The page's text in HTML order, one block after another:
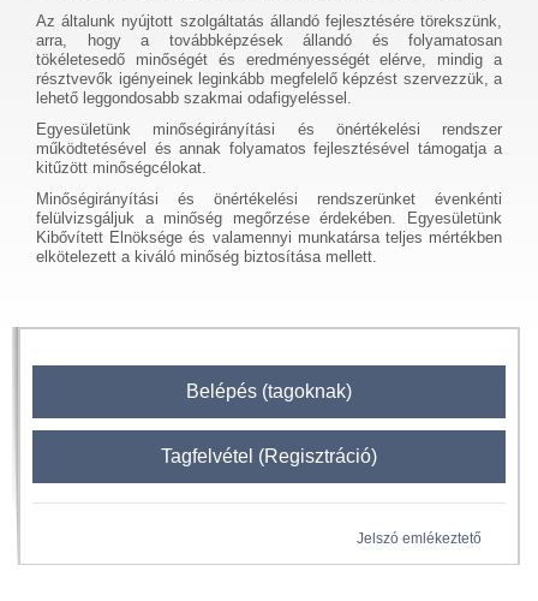
Az általunk nyújtott szolgáltatás állandó fejlesztésére törekszünk,
arra, hogy a továbbképzések állandó és folyamatosan
tökéletesedő minőségét és eredményességét elérve, mindig a
résztvevők igényeinek leginkább megfelelő képzést szervezzük, a
lehető leggondosabb szakmai odafigyeléssel.
Egyesületünk minőségirányítási és önértékelési rendszer
működtetésével és annak folyamatos fejlesztésével támogatja a
kitűzött minőségcélokat.
Minőségirányítási és önértékelési rendszerünket évenkénti
felülvizsgáljuk a minőség megőrzése érdekében. Egyesületünk
Kibővített Elnöksége és valamennyi munkatársa teljes mértékben
elkötelezett a kiváló minőség biztosítása mellett.
Belépés (tagoknak)
Tagfelvétel (Regisztráció)
Jelszó emlékeztető